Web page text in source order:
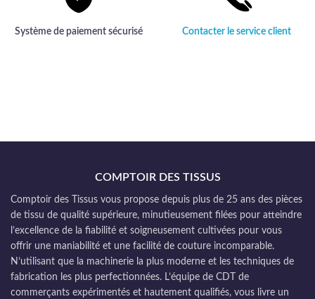
Système de paiement sécurisé Contacter le service client
COMPTOIR DES TISSUS
Comptoir des Tissus vous propose depuis plus de 25 ans des pièces
de tissu de qualité supérieure, minutieusement filées pour atteindre
l’excellence de la fiabilité et soigneusement cultivées pour vous
offrir une maniabilité et une facilité de couture incomparable.
N’utilisant que la machinerie la plus moderne et les techniques de
fabrication les plus perfectionnées. L’équipe de CDT de
commerçants expérimentés et hautement qualifiés, vous livre un